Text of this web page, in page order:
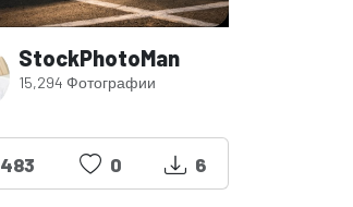
StockPhotoMan
15,294 Фотографии
483 0 6